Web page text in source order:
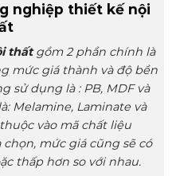
nghiệp thiết kế nội
thấtgồm 2 phần chính là
mức giá thành và độ bền
sử dụng là : PB, MDF và
Melamine, Laminate và
vào mã chất liệu
mức giá cũng sẽ có
thấp hơn so với nhau.